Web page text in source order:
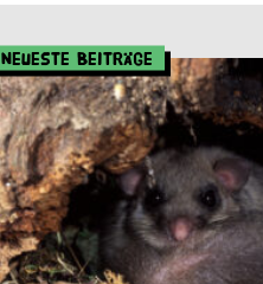
Neueste Beiträge